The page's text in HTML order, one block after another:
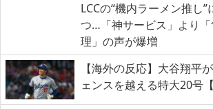
LCCの“機内ラーメン推し
つ…「神サービス」より
理」の声が爆増
【海外の反応】大谷翔平
ェンスを越える特大20号